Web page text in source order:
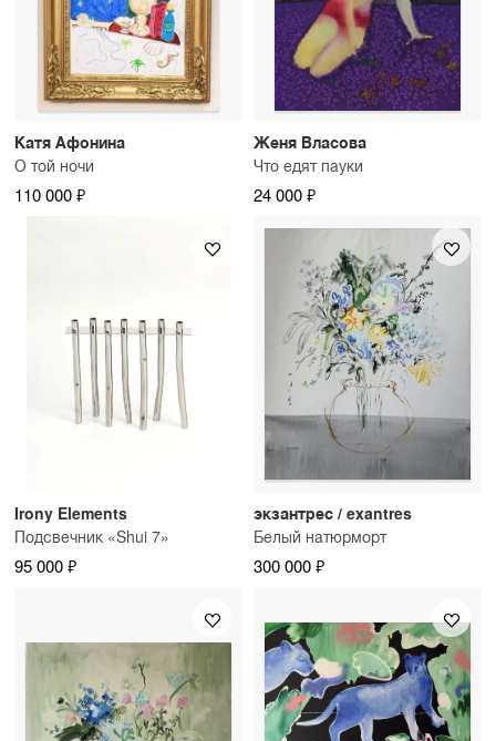
Катя Афонина
О той ночи
110 000 ₽
Женя Власова
Что едят пауки
24 000 ₽
Irony Elements
Подсвечник «Shui 7»
95 000 ₽
экзантрес / exantres
Белый натюрморт
300 000 ₽